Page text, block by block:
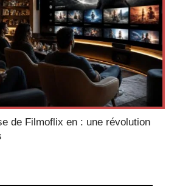
de Filmoflix en : une révolution